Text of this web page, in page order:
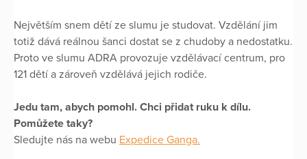
Největším snem dětí ze slumu je studovat. Vzdělání jim
totiž dává reálnou šanci dostat se z chudoby a nedostatku.
Proto ve slumu ADRA provozuje vzdělávací centrum, pro
121 dětí a zároveň vzdělává jejich rodiče.
Jedu tam, abych pomohl. Chci přidat ruku k dílu.
Pomůžete taky?
Sledujte nás na webu Expedice Ganga.